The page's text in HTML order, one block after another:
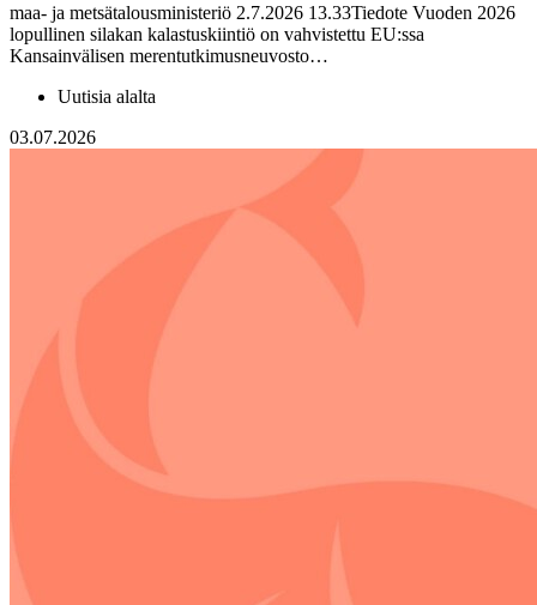
maa- ja metsätalousministeriö 2.7.2026 13.33Tiedote Vuoden 2026
lopullinen silakan kalastuskiintiö on vahvistettu EU:ssa
Kansainvälisen merentutkimusneuvosto…
Uutisia alalta
03.07.2026